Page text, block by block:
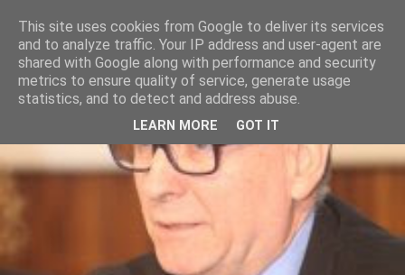
This site uses cookies from Google to deliver its services
and to analyze traffic. Your IP address and user-agent are
shared with Google along with performance and security
metrics to ensure quality of service, generate usage
statistics, and to detect and address abuse.
LEARN MORE GOT IT